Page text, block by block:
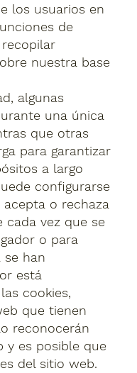
los usuarios en
de
nuestra base
algunas
una única
que otras
para garantizar
a largo
configurarse
o rechaza
cada vez que se
o para
se han
está
cookies,
que tienen
reconocerán
y es posible que
del sitio web.